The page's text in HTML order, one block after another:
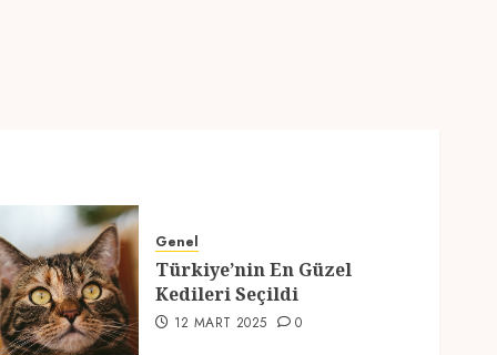
Genel
Türkiye’nin En Güzel
Kedileri Seçildi
12 MART 2025 0